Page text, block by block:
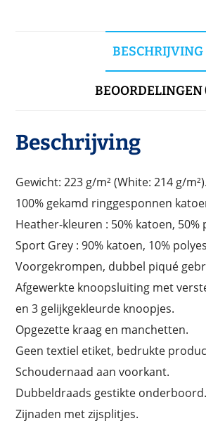
BESCHRIJVING
BEOORDELINGEN
Beschrijving
Gewicht: 223 g/m² (White: 214 g/m²).
100% gekamd ringgesponnen
Heather-kleuren : 50% katoen, 50%
Sport Grey : 90% katoen, 10%
Voorgekrompen, dubbel piqué
Afgewerkte knoopsluiting met
en 3 gelijkgekleurde knoopjes.
Opgezette kraag en manchetten.
Geen textiel etiket, bedrukte
Schoudernaad aan voorkant.
Dubbeldraads gestikte onderboord.
Zijnaden met zijsplitjes.